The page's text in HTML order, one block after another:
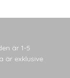
flera
olika
alternativen
är 1-5
är exklusive